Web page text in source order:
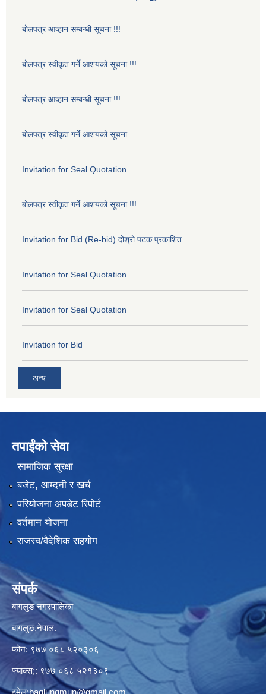
बोलपत्र आव्हान सम्बन्धी सूचना !!!
बोलपत्र स्वीकृत गर्ने आशयको सूचना !!!
बोलपत्र आव्हान सम्बन्धी सूचना !!!
बोलपत्र स्वीकृत गर्ने आशयको सूचना
Invitation for Seal Quotation
बोलपत्र स्वीकृत गर्ने आशयको सूचना !!!
Invitation for Bid (Re-bid) दोश्रो पटक प्रकाशित
Invitation for Seal Quotation
Invitation for Seal Quotation
Invitation for Bid
अन्य
तपाईंको सेवा
सामाजिक सुरक्षा
बजेट, आम्दनी र खर्च
परियोजना अपडेट रिपोर्ट
वर्तमान योजना
राजस्व/वैदेशिक सहयोग
संपर्क
बागलुङ नगरपालिका
बागलुङ,नेपाल.
फोन: ९७७ ०६८ ५२०३०६
फ्याक्स;: ९७७ ०६८ ५२१३०९